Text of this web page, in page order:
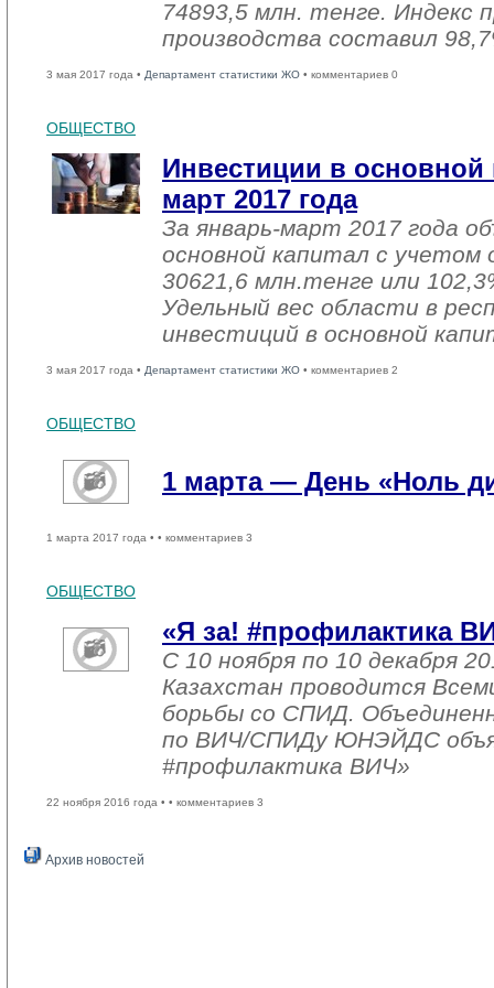
74893,5 млн. тенге. Индекс
производства составил
3 мая 2017 года • Департамент статистики ЖО • комментариев 0
ОБЩЕСТВО
Инвестиции в основной
март 2017 года
За январь-март 2017 года
основной капитал с учетом
30621,6 млн.тенге или
Удельный вес области в
инвестиций в основной
3 мая 2017 года • Департамент статистики ЖО • комментариев 2
ОБЩЕСТВО
1 марта — День «Ноль
1 марта 2017 года • • комментариев 3
ОБЩЕСТВО
«Я за! #профилактика
С 10 ноября по 10 декабря
Казахстан проводится
борьбы со СПИД.
по ВИЧ/СПИДу ЮНЭЙДС
#профилактика ВИЧ»
22 ноября 2016 года • • комментариев 3
Архив новостей